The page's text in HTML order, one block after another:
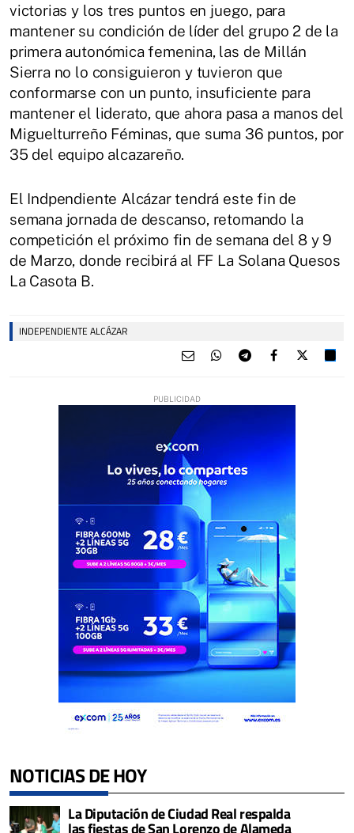
victorias y los tres puntos en juego, para
mantener su condición de líder del grupo 2 de la
primera autonómica femenina, las de Millán
Sierra no lo consiguieron y tuvieron que
conformarse con un punto, insuficiente para
mantener el liderato, que ahora pasa a manos del
Miguelturreño Féminas, que suma 36 puntos, por
35 del equipo alcazareño.
El Indpendiente Alcázar tendrá este fin de
semana jornada de descanso, retomando la
competición el próximo fin de semana del 8 y 9
de Marzo, donde recibirá al FF La Solana Quesos
La Casota B.
INDEPENDIENTE ALCÁZAR
NOTICIAS DE HOY
La Diputación de Ciudad Real respalda
las fiestas de San Lorenzo de Alameda